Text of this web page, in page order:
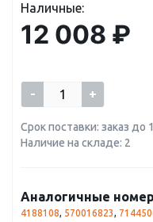
Наличные:
12 008 ₽
- +
Срок поставки: заказ до
Наличие на складе: 2
Аналогичные
4188108, 570016823,